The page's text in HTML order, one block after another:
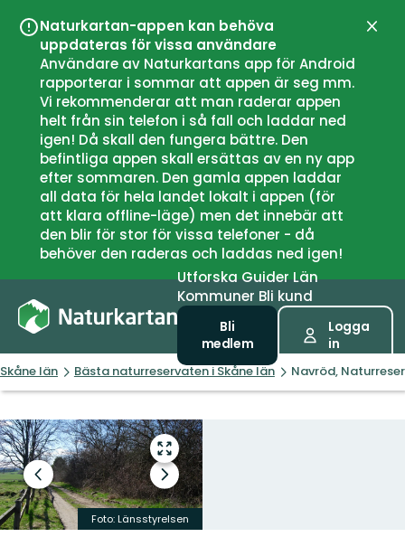
Naturkartan-appen kan behöva
uppdateras för vissa användare
Användare av Naturkartans app för Android
rapporterar i sommar att appen är seg mm.
Vi rekommenderar att man raderar appen
helt från sin telefon i så fall och laddar ned
igen! Då skall den fungera bättre. Den
befintliga appen skall ersättas av en ny app
efter sommaren. Den gamla appen laddar
all data för hela landet lokalt i appen (för
att klara offline-läge) men det innebär att
den blir för stor för vissa telefoner - då
behöver den raderas och laddas ned igen!
UtforskaGuiderLän
Kommuner Bli kund
Bli
medlem
Logga
in
Skåne län Bästa naturreservaten i Skåne län Navröd,
Gå
till
helskärmsläge
Föregående
bild
Nästa
bildspel
Foto: Länsstyrelsen